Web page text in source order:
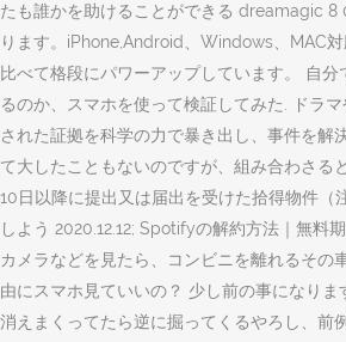
たも誰かを助けることができる dreamagic 8
ります。iPhone,Android、Windows、MAC
比べて格段にパワーアップしています。 自
るのか、スマホを使って検証してみた. ドラ
された証拠を科学の力で暴き出し、事件を解
て大したこともないのですが、組み合わさる
10日以降に提出又は届出を受けた拾得物件（
しよう 2020.12.12; Spotifyの解約方法｜無料
カメラなどを見たら、コンビニを離れるそ
由にスマホ見ていいの？ 少し前の事になり
消えまくってたら逆に掘ってくるやろし、前